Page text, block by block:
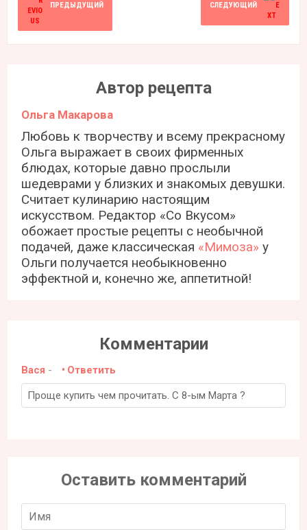
ПРЕДЫДУЩИЙ СЛЕДУЮЩИЙ
Автор рецепта
Ольга Макарова
Любовь к творчеству и всему прекрасному
Ольга выражает в своих фирменных
блюдах, которые давно прослыли
шедеврами у близких и знакомых девушки.
Считает кулинарию настоящим
искусством. Редактор «Со Вкусом»
обожает простые рецепты с необычной
подачей, даже классическая «Мимоза» у
Ольги получается необыкновенно
эффектной и, конечно же, аппетитной!
Комментарии
Вася - Ответить
Проще купить чем прочитать. С 8-ым Марта ?
Оставить комментарий